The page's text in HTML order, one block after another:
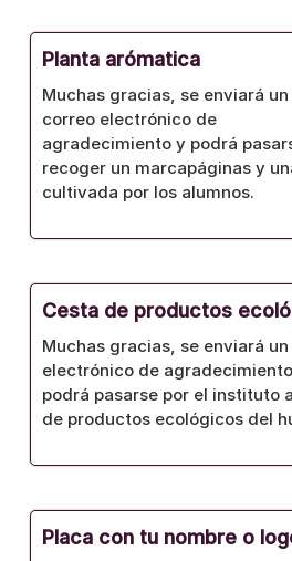
Planta arómatica
Muchas gracias, se enviará un
correo electrónico de
agradecimiento y podrá
recoger un marcapáginas y
cultivada por los alumnos.
Cesta de productos
Muchas gracias, se enviará
electrónico de
podrá pasarse por el instituto
de productos ecológicos del
Placa con tu nombre o